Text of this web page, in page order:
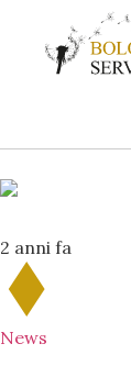
2 anni fa
News